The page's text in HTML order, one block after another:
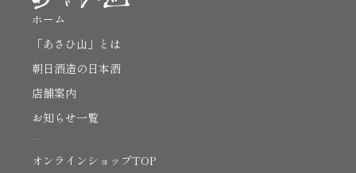
ホーム
「あさひ山」とは
朝日酒造の日本酒
店舗案内
お知らせ一覧
オンラインショップTOP